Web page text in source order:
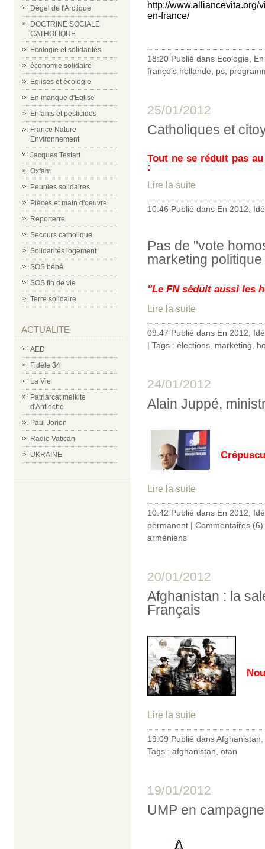
Dégel de l'Arctique
DOCTRINE SOCIALE
CATHOLIQUE
Ecologie et solidarités
économie solidaire
Eglises et écologie
En manque d'Eglise
Enfants et pesticides
France Nature
Environnement
Jacques Testart
Oxfam
Peuples solidaires
Pièces et main d'oeuvre
Reporterre
Secours catholique
Solidarités logement
SOS bébé
SOS fin de vie
Terre solidaire
ACTUALITE
AED
Fidèle 34
La Vie
Patriarcat melkite
d'Antioche
Paul Jorion
Radio Vatican
UKRAINE
http://www.alliancevita.org/
en-france/
18:20 Publié dans Ecologie,
françois hollande, ps,
25/01/2012
Catholiques et
Tout ne se réduit pas
:
Lire la suite
10:46 Publié dans En 2012,
Pas de "vote
marketing politique
"Le FN séduit aussi les
Lire la suite
09:47 Publié dans En 2012,
| Tags : élections, marketing,
24/01/2012
Alain Juppé,
Lire la suite
10:42 Publié dans En 2012
permanent | Commentaires (6)
arméniens
20/01/2012
Afghanistan : la
Français
Lire la suite
19:09 Publié dansAfghanistan
Tags : afghanistan otan
19/01/2012
UMP en